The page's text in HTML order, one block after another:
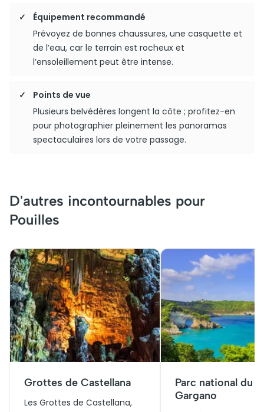
Équipement recommandé
Prévoyez de bonnes chaussures, une casquette et
de l’eau, car le terrain est rocheux et
l’ensoleillement peut être intense.
Points de vue
Plusieurs belvédères longent la côte ; profitez-en
pour photographier pleinement les panoramas
spectaculaires lors de votre passage.
D'autres incontournables pour
Pouilles
Grottes de Castellana
Les Grottes de Castellana,
Parc national du
Gargano